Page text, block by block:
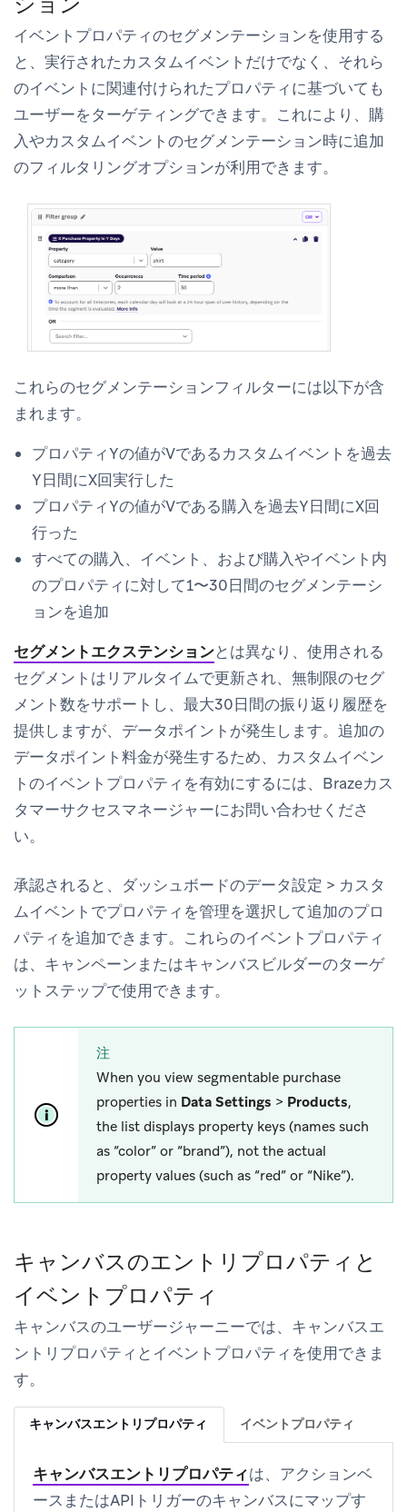
イベントプロパティのセグメンテーションを使用する
と、実行されたカスタムイベントだけでなく、それら
のイベントに関連付けられたプロパティに基づいても
ユーザーをターゲティングできます。これにより、購
入やカスタムイベントのセグメンテーション時に追加
のフィルタリングオプションが利用できます。
これらのセグメンテーションフィルターには以下が含
まれます。
プロパティYの値がVであるカスタムイベントを過去
Y日間にX回実行した
プロパティYの値がVである購入を過去Y日間にX回
行った
すべての購入、イベント、および購入やイベント内
のプロパティに対して1〜30日間のセグメンテーシ
ョンを追加
セグメントエクステンションとは異なり、使用される
セグメントはリアルタイムで更新され、無制限のセグ
メント数をサポートし、最大30日間の振り返り履歴を
提供しますが、データポイントが発生します。追加の
データポイント料金が発生するため、カスタムイベン
トのイベントプロパティを有効にするには、Brazeカス
タマーサクセスマネージャーにお問い合わせくださ
い。
承認されると、ダッシュボードのデータ設定 > カスタ
ムイベント でプロパティを管理を選択して追加のプロ
パティを追加できます。これらのイベントプロパティ
は、キャンペーンまたはキャンバスビルダーのターゲ
ットステップで使用できます。
注
When you view segmentable purchase
properties in Data Settings > Products,
the list displays property keys (names such
as “color” or “brand”), not the actual
property values (such as “red” or “Nike”).
キャンバスのエントリプロパティと
イベントプロパティ
キャンバスのユーザージャーニーでは、キャンバスエ
ントリプロパティとイベントプロパティを使用できま
す。
キャンバスエントリプロパティ イベントプロパティ
キャンバスエントリプロパティは、アクションベ
ースまたはAPIトリガーのキャンバスにマップす